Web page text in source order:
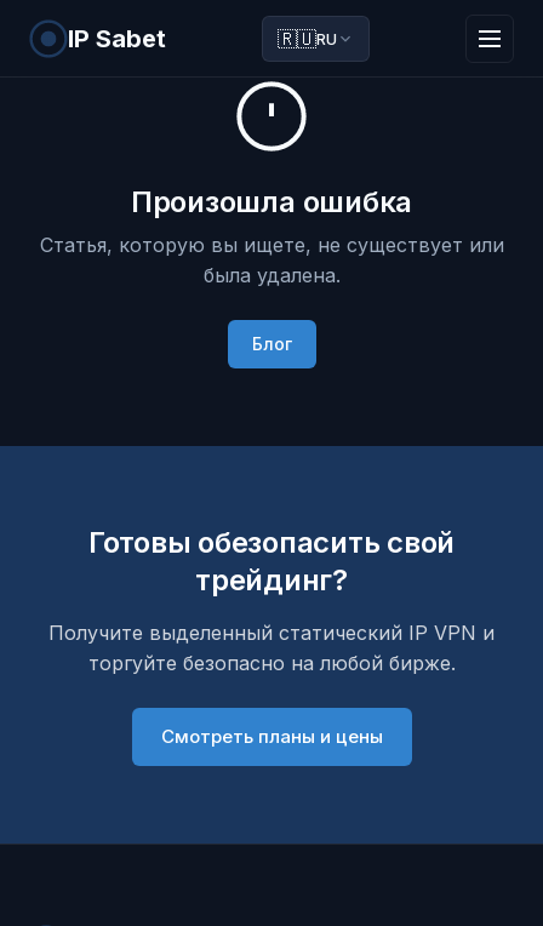
IP Sabet 🇷🇺RU
Произошла ошибка
Статья, которую вы ищете, не существует или
была удалена.
Блог
Готовы обезопасить свой
трейдинг?
Получите выделенный статический IP VPN и
торгуйте безопасно на любой бирже.
Смотреть планы и цены